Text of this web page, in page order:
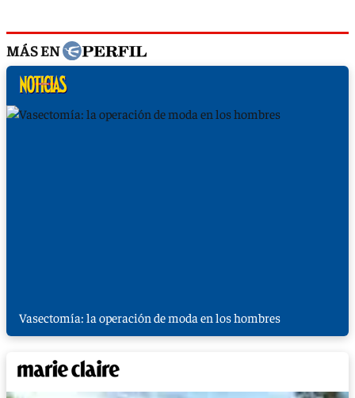
MÁS EN
Vasectomía: la operación de moda en los hombres